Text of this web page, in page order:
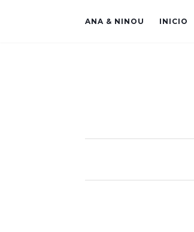
ANA & NINOU INICIO